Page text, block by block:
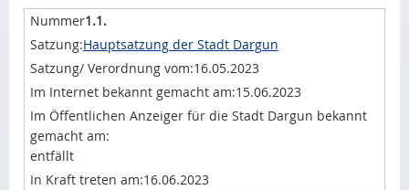
1.1.
Hauptsatzung der Stadt Dargun
16.05.2023
15.06.2023
entfällt
16.06.2023